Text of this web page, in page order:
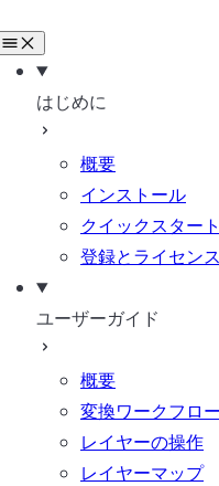
はじめに
概要
インストール
クイックスター
登録とライセン
ユーザーガイド
概要
変換ワークフロ
レイヤーの操作
レイヤーマップ